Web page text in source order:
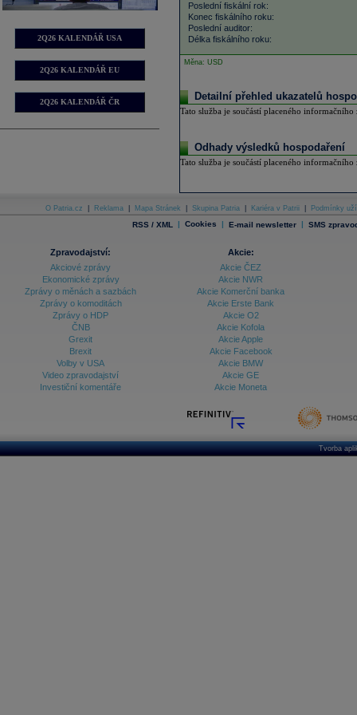
2Q26 KALENDÁŘ USA
2Q26 KALENDÁŘ EU
2Q26 KALENDÁŘ ČR
Poslední fiskální rok:
Konec fiskálního roku:
Poslední auditor:
Délka fiskálního roku:
Měna: USD
Detailní přehled ukazatelů
Tato služba je součástí placeného
Odhady výsledků hospodaření
Tato služba je součástí placeného
O Patria.cz Reklama Mapa Stránek Skupina Patria Kariéra v Patrii Podmínky
RSS / XML | Cookies | E-mail newsletter | SMS
Zpravodajství:
Akciové zprávy
Ekonomické zprávy
Zprávy o měnách a sazbách
Zprávy o komoditách
Zprávy o HDP
ČNB
Grexit
Brexit
Volby v USA
Video zpravodajství
Investiční komentáře
Akcie:
Akcie ČEZ
Akcie NWR
Akcie Komerční banka
Akcie Erste Bank
Akcie O2
Akcie Kofola
Akcie Apple
Akcie Facebook
Akcie BMW
Akcie GE
Akcie Moneta
Tvorba